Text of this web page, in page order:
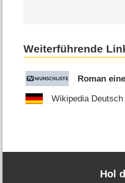
Weiterführende
Roman
Wikipedia Deutsch
Hol